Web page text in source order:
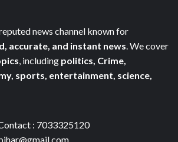
news channel known for
accurate, and instant news. We cover
, including politics, Crime,
sports, entertainment, science,
: 7033325120